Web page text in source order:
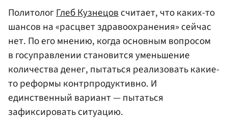
ПолитологГлеб Кузнецовсчитает, что каких-то
шансов на «расцвет здравоохранения» сейчас
нет. По его мнению, когда основным вопросом
в госуправлении становится уменьшение
количества денег, пытаться реализовать какие-
то реформы контрпродуктивно. И
единственный вариант — пытаться
зафиксировать ситуацию.